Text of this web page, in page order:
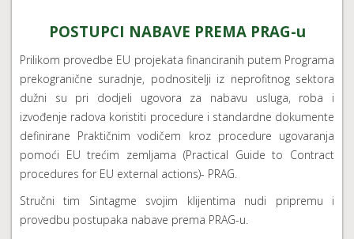
POSTUPCI NABAVE PREMA PRAG-u
Prilikom provedbe EU projekata financiranih putem Programa
prekogranične suradnje, podnositelji iz neprofitnog sektora
dužni su pri dodjeli ugovora za nabavu usluga, roba i
izvođenje radova koristiti procedure i standardne dokumente
definirane Praktičnim vodičem kroz procedure ugovaranja
pomoći EU trećim zemljama (Practical Guide to Contract
procedures for EU external actions)- PRAG.
Stručni tim Sintagme svojim klijentima nudi pripremu i
provedbu postupaka nabave prema PRAG-u.